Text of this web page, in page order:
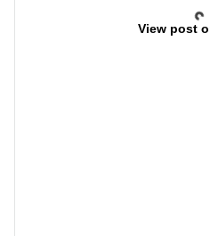
View post